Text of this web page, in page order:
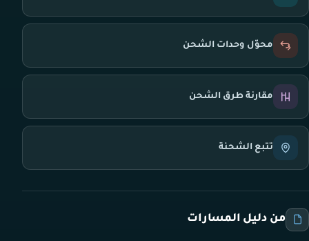
محوّل وحدات الشحن
مقارنة طرق الشحن
تتبع الشحنة
من دليل المسارات